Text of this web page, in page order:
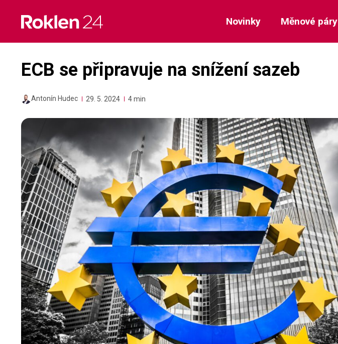
content
Novinky Měnové páry
ECB se připravuje na snížení sazeb
Antonín Hudec 29. 5. 2024 4 min